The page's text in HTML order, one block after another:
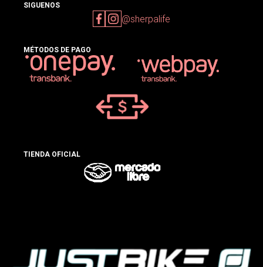
SIGUENOS
@sherpalife
MÉTODOS DE PAGO
TIENDA OFICIAL